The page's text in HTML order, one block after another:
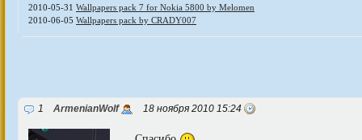
2010-05-31 Wallpapers pack 7 for Nokia 5800 by Melomen
2010-06-05 Wallpapers pack by CRADY007
1 ArmenianWolf 18 ноября 2010 15:24